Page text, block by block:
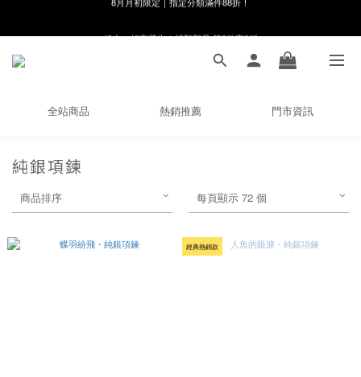
🌸新會員限定🌸註冊送$100購物金
全站商品 熱銷推薦 門市資訊
純銀項鍊
商品排序 每頁顯示 72 個
經典熱銷款